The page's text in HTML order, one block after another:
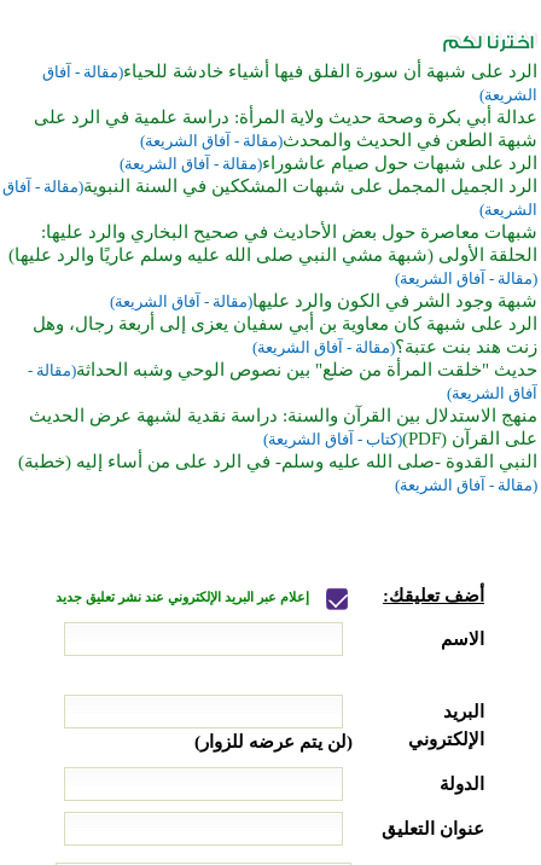
الرد على شبهة أن سورة الفلق فيها أشياء خادشة للحياء(مقالة - آفاق
الشريعة)
عدالة أبي بكرة وصحة حديث ولاية المرأة: دراسة علمية في الرد على
شبهة الطعن في الحديث والمحدث(مقالة - آفاق الشريعة)
الرد على شبهات حول صيام عاشوراء(مقالة - آفاق الشريعة)
الرد الجميل المجمل على شبهات المشككين في السنة النبوية(مقالة - آفاق
الشريعة)
شبهات معاصرة حول بعض الأحاديث في صحيح البخاري والرد عليها:
الحلقة الأولى (شبهة مشي النبي صلى الله عليه وسلم عاريًا والرد عليها)
(مقالة - آفاق الشريعة)
شبهة وجود الشر في الكون والرد عليها(مقالة - آفاق الشريعة)
الرد على شبهة كان معاوية بن أبي سفيان يعزى إلى أربعة رجال، وهل
زنت هند بنت عتبة؟(مقالة - آفاق الشريعة)
حديث "خلقت المرأة من ضلع" بين نصوص الوحي وشبه الحداثة(مقالة -
آفاق الشريعة)
منهج الاستدلال بين القرآن والسنة: دراسة نقدية لشبهة عرض الحديث
على القرآن (PDF)
(كتاب - آفاق الشريعة)
النبي القدوة -صلى الله عليه وسلم- في الرد على من أساء إليه (خطبة)
(مقالة - آفاق الشريعة)
أضف تعليقك: إعلام عبر البريد الإلكتروني عند نشر تعليق جديد
الاسم
البريد
الإلكتروني
(لن يتم عرضه للزوار)
الدولة
عنوان التعليق